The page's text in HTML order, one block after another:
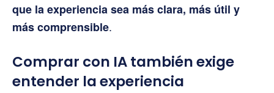
que la experiencia sea más clara, más útil y
más comprensible.
Comprar con IA también exige
entender la experiencia